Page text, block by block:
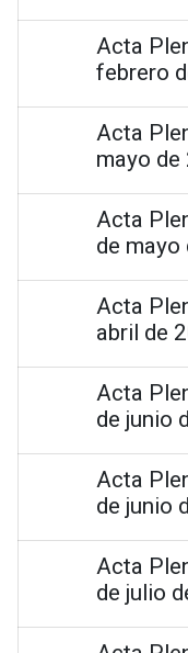
Acta
febrero
Acta
mayo
Acta
de
Acta
abril de
Acta
de junio
Acta
de junio
Acta
de julio